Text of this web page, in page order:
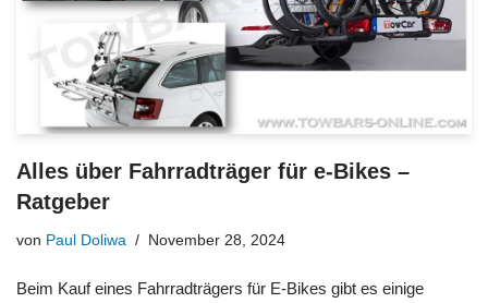
Alles über Fahrradträger für e-Bikes –
Ratgeber
von Paul Doliwa November 28, 2024
Beim Kauf eines Fahrradträgers für E-Bikes gibt es einige